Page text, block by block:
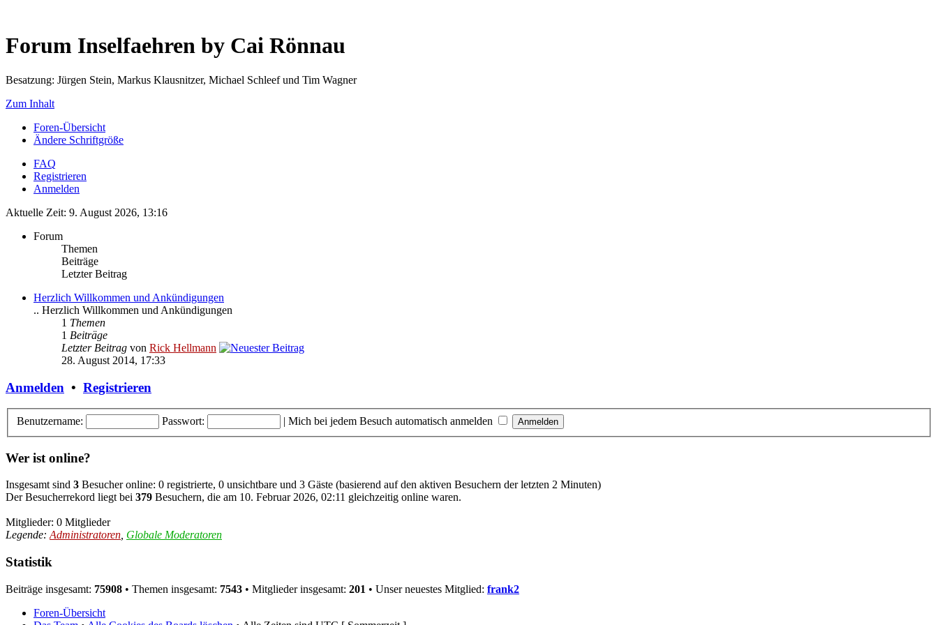
Forum Inselfaehren by Cai Rönnau
Besatzung: Jürgen Stein, Markus Klausnitzer, Michael Schleef und Tim Wagner
Zum Inhalt
Foren-Übersicht
Ändere Schriftgröße
FAQ
Registrieren
Anmelden
Aktuelle Zeit: 9. August 2026, 13:16
Forum
Themen
Beiträge
Letzter Beitrag
Herzlich Willkommen und Ankündigungen
.. Herzlich Willkommen und Ankündigungen
1 Themen
1 Beiträge
Letzter Beitrag von Rick Hellmann
28. August 2014, 17:33
Anmelden • Registrieren
Benutzername: Passwort: | Mich bei jedem Besuch automatisch anmelden
Wer ist online?
Insgesamt sind 3 Besucher online: 0 registrierte, 0 unsichtbare und 3 Gäste (basierend auf den aktiven Besuchern der letzten 2 Minuten)
Der Besucherrekord liegt bei 379 Besuchern, die am 10. Februar 2026, 02:11 gleichzeitig online waren.
Mitglieder: 0 Mitglieder
Legende: Administratoren Globale Moderatoren
Statistik
Beiträge insgesamt: 75908 • Themen insgesamt: 7543 • Mitglieder insgesamt: 201 • Unser neuestes Mitglied: frank2
Foren-Übersicht